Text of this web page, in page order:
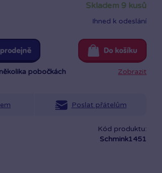
skladem 9 kusů
Ihned k odeslání
Do košíku
několika pobočkách Zobrazit
Poslat přátelům
Kód produktu:
Schmink1451